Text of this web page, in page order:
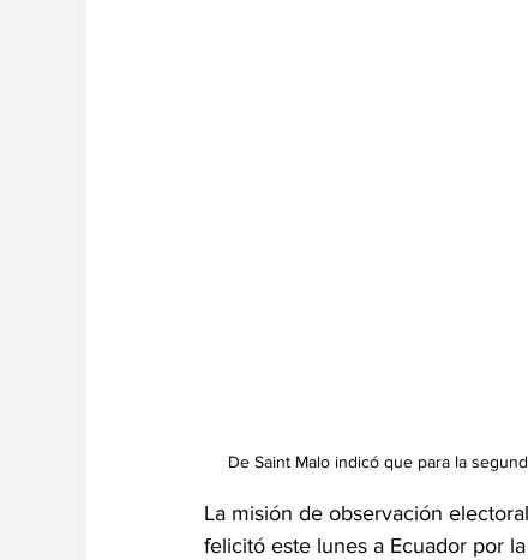
De Saint Malo indicó que para la
La misión de observación
felicitó este lunes a Ecuador por